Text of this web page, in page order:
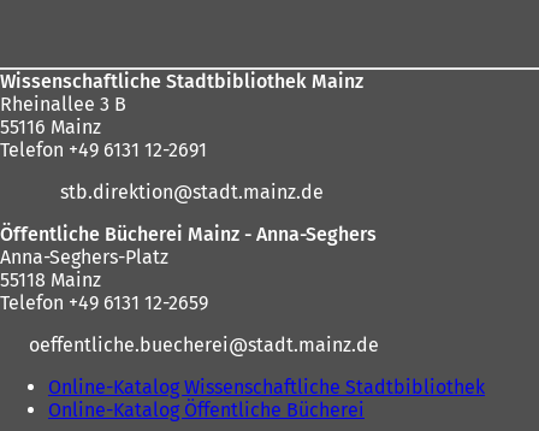
Wissenschaftliche Stadtbibliothek Mainz
Rheinallee 3 B
55116 Mainz
Telefon +49 6131 12-2691
stb.direktion
stadt.mainz de
Öffentliche Bücherei Mainz - Anna-Seghers
Anna-Seghers-Platz
55118 Mainz
Telefon +49 6131 12-2659
oeffentliche.buecherei
stadt.mainz de
Online-Katalog Wissenschaftliche Stadtbibliothek
Online-Katalog Öffentliche Bücherei